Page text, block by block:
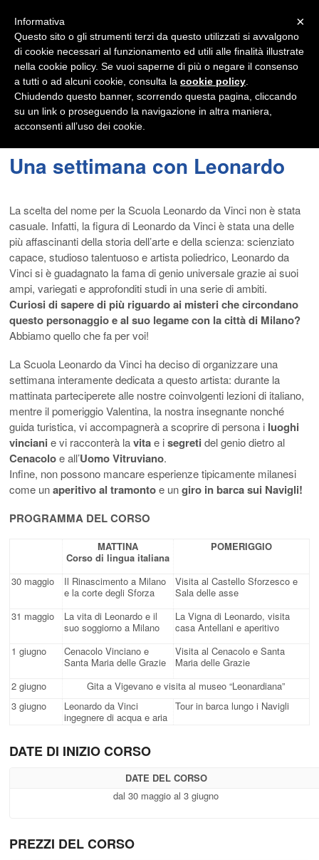
Una settimana con Leonardo
La scelta del nome per la Scuola Leonardo da Vinci non è stata
casuale. Infatti, la figura di Leonardo da Vinci è stata una delle
più affascinanti della storia dell’arte e della scienza: scienziato
capace, studioso talentuoso e artista poliedrico, Leonardo da
Vinci si è guadagnato la fama di genio universale grazie ai suoi
ampi, variegati e approfonditi studi in una serie di ambiti.
Curiosi di sapere di più riguardo ai misteri che circondano
questo personaggio e al suo legame con la città di Milano?
Abbiamo quello che fa per voi!
La Scuola Leonardo da Vinci ha deciso di organizzare una
settimana interamente dedicata a questo artista: durante la
mattinata parteciperete alle nostre coinvolgenti lezioni di italiano,
mentre il pomeriggio Valentina, la nostra insegnante nonché
guida turistica, vi accompagnerà a scoprire di persona i luoghi
vinciani e vi racconterà lavitae isegreti del genio dietro al
Cenacoloe all’Uomo Vitruviano.
Infine, non possono mancare esperienze tipicamente milanesi
come unaperitivo al tramontoe ungiro in barca sui Navigli!
PROGRAMMA DEL CORSO
MATTINA
Corso di lingua italiana
POMERIGGIO
30 maggio
Il Rinascimento a Milano
e la corte degli Sforza
Visita al Castello Sforzesco e
Sala delle asse
31 maggio
La vita di Leonardo e il
suo soggiorno a Milano
La Vigna di Leonardo, visita
casa Antellani e aperitivo
1 giugno
Cenacolo Vinciano e
Santa Maria delle Grazie
Visita al Cenacolo e Santa
Maria delle Grazie
2 giugno
Gita a Vigevano e visita al museo “Leonardiana”
3 giugno
Leonardo da Vinci
ingegnere di acqua e aria
Tour in barca lungo i Navigli
DATE DI INIZIO CORSO
DATE DEL CORSO
dal 30 maggio al 3 giugno
PREZZI DEL CORSO
×
Informativa
Questo sito o gli strumenti terzi da questo utilizzati si avvalgono
di cookie necessari al funzionamento ed utili alle finalità illustrate
nella cookie policy. Se vuoi saperne di più o negare il consenso
a tutti o ad alcuni cookie, consulta la cookie policy
Chiudendo questo banner, scorrendo questa pagina, cliccando
su un link o proseguendo la navigazione in altra maniera,
acconsenti all’uso dei cookie.